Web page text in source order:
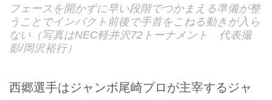
フェースを開かずに早い段階でつかまえる準備が整
うことでインパクト前後で手首をこねる動きが入ら
ない（写真はNEC軽井沢72トーナメント 代表撮
影/岡沢裕行）
西郷選手はジャンボ尾崎プロが主宰するジャ